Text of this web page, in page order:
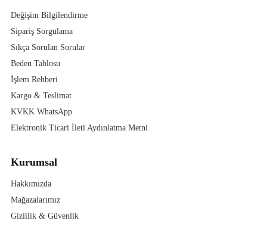
Değişim Bilgilendirme
Sipariş Sorgulama
Sıkça Sorulan Sorular
Beden Tablosu
İşlem Rehberi
Kargo & Teslimat
KVKK WhatsApp
Elektronik Ticari İleti Aydınlatma Metni
Kurumsal
Hakkımızda
Mağazalarımız
Gizlilik & Güvenlik